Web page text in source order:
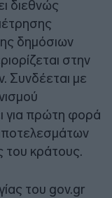
διεθνώς
δημόσιων
στην
Συνδέεται με
για πρώτη φορά
του κράτους.
του gov.gr